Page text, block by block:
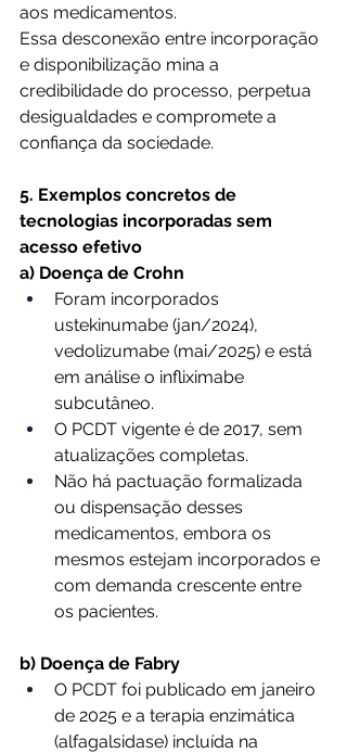
aos medicamentos.
Essa desconexão entre incorporação
e disponibilização mina a
credibilidade do processo, perpetua
desigualdades e compromete a
confiança da sociedade.
5. Exemplos concretos de
tecnologias incorporadas sem
acesso efetivo
a) Doença de Crohn
Foram incorporados
ustekinumabe (jan/2024),
vedolizumabe (mai/2025) e está
em análise o infliximabe
subcutâneo.
O PCDT vigente é de 2017, sem
atualizações completas.
Não há pactuação formalizada
ou dispensação desses
medicamentos, embora os
mesmos estejam incorporados e
com demanda crescente entre
os pacientes.
b) Doença de Fabry
O PCDT foi publicado em janeiro
de 2025 e a terapia enzimática
(alfagalsidase) incluída na